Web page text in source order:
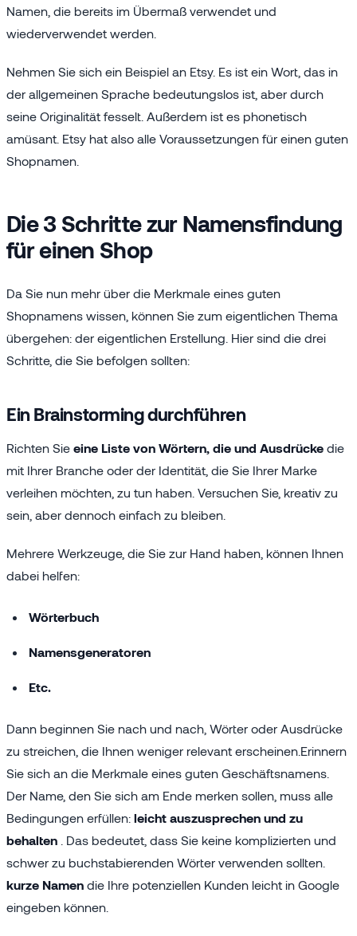
Namen, die bereits im Übermaß verwendet und
wiederverwendet werden.
Nehmen Sie sich ein Beispiel an Etsy. Es ist ein Wort, das in
der allgemeinen Sprache bedeutungslos ist, aber durch
seine Originalität fesselt. Außerdem ist es phonetisch
amüsant. Etsy hat also alle Voraussetzungen für einen guten
Shopnamen.
Die 3 Schritte zur Namensfindung
für einen Shop
Da Sie nun mehr über die Merkmale eines guten
Shopnamens wissen, können Sie zum eigentlichen Thema
übergehen: der eigentlichen Erstellung. Hier sind die drei
Schritte, die Sie befolgen sollten:
Ein Brainstorming durchführen
Richten Sie eine Liste von Wörtern, die und Ausdrücke die
mit Ihrer Branche oder der Identität, die Sie Ihrer Marke
verleihen möchten, zu tun haben. Versuchen Sie, kreativ zu
sein, aber dennoch einfach zu bleiben.
Mehrere Werkzeuge, die Sie zur Hand haben, können Ihnen
dabei helfen:
Wörterbuch
Namensgeneratoren
Etc.
Dann beginnen Sie nach und nach, Wörter oder Ausdrücke
zu streichen, die Ihnen weniger relevant erscheinen.Erinnern
Sie sich an die Merkmale eines guten Geschäftsnamens.
Der Name, den Sie sich am Ende merken sollen, muss alle
Bedingungen erfüllen: leicht auszusprechen und zu
behalten
. Das bedeutet, dass Sie keine komplizierten und
schwer zu buchstabierenden Wörter verwenden sollten.
kurze Namen die Ihre potenziellen Kunden leicht in Google
eingeben können.